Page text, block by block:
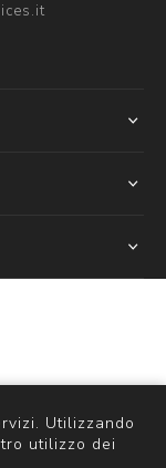
Utilizzando
utilizzo dei